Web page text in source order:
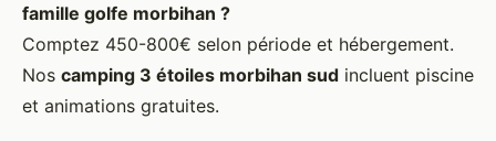
famille golfe morbihan ?
Comptez 450-800€ selon période et hébergement.
Nos camping 3 étoiles morbihan sud incluent piscine
et animations gratuites.